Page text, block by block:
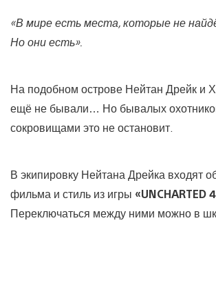
«В мире есть места, которые не
Но они есть».
На подобном острове Нейтан Дрейк и
ещё не бывали… Но бывалых
сокровищами это не остановит.
В экипировку Нейтана Дрейка входят
фильма и стиль из игры «UNCHARTED
Переключаться между ними можно в